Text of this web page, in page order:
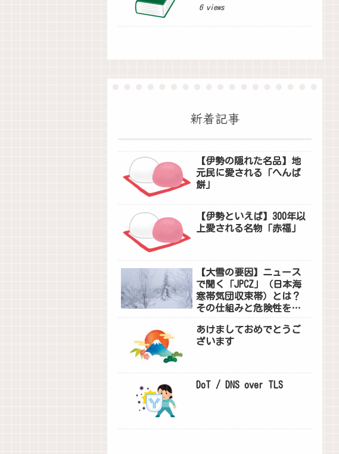
6 views
新着記事
【伊勢の隠れた名品】地
元民に愛される「へんば
餅」
【伊勢といえば】300年以
上愛される名物「赤福」
【大雪の要因】ニュース
で聞く「JPCZ」（日本海
寒帯気団収束帯）とは？
その仕組みと危険性を解
あけましておめでとうご
ざいます
DoT / DNS over TLS